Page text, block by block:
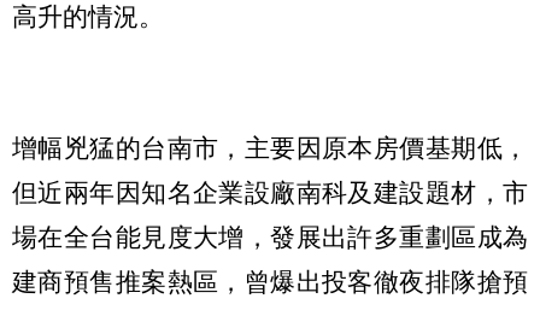
高升的情況。
增幅兇猛的台南市，主要因原本房價基期低，
但近兩年因知名企業設廠南科及建設題材，市
場在全台能見度大增，發展出許多重劃區成為
建商預售推案熱區，曾爆出投客徹夜排隊搶預